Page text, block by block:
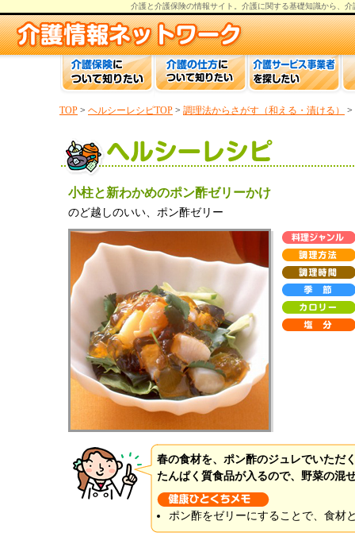
介護と介護保険の情報サイト。 介護に関する基礎知識から、 介
TOP > ヘルシーレシピTOP > 調理法からさがす（和える・漬ける） >
小柱と新わかめのポン酢ゼリーかけ
のど越しのいい、ポン酢ゼリー
春の食材を、ポン酢のジュレでいただ
たんぱく質食品が入るので、野菜の混
ポン酢をゼリーにすることで、食材